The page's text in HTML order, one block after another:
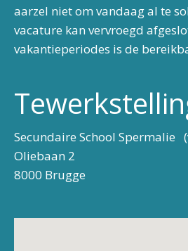
aarzel niet om vandaag al te
vacature kan vervroegd
vakantieperiodes is de
Secundaire School Spermalie
Oliebaan 2
8000 Brugge